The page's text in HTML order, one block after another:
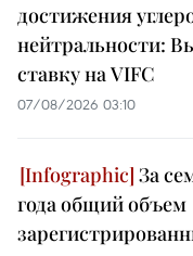
достижения
нейтральности:
ставку на VIFC
07/08/2026 03:10
За
года общий объем